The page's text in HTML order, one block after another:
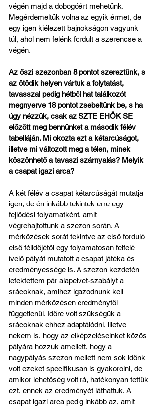
végén majd a dobogóért mehetünk.
Megérdemeltük volna az egyik érmet, de
egy igen kiélezett bajnokságon vagyunk
túl, ahol nem felénk fordult a szerencse a
végén.
Az őszi szezonban 8 pontot szereztünk, s
az ötödik helyen vártuk a folytatást,
tavasszal pedig hétből hat találkozót
megnyerve 18 pontot zsebeltünk be, s ha
úgy nézzük, csak az SZTE EHÖK SE
előzött meg bennünket a második félév
tabelláján. Mi okozta ezt a kétarcúságot,
illetve mi változott meg a télen, minek
köszönhető a tavaszi szárnyalás? Melyik
a csapat igazi arca?
A két félév a csapat kétarcúságát mutatja
igen, de én inkább tekintek erre egy
fejlődési folyamatként, amit
végrehajtottunk a szezon során. A
mérkőzések sorát tekintve az első forduló
első félidőjétől egy folyamatosan felfelé
ívelő pályát mutatott a csapat játéka és
eredményessége is. A szezon kezdetén
lefektettem pár alapelvet-szabályt a
srácoknak, amihez igazodnunk kell
minden mérkőzésen eredménytől
függetlenül. Időre volt szükségük a
srácoknak ehhez adaptálódni, illetve
nekem is, hogy az elképzeléseinket közös
pályára hozzuk amellett, hogy a
nagypályás szezon mellett nem sok időnk
volt ezeket specifikusan is gyakorolni, de
amikor lehetőség volt rá, hatékonyan tettük
ezt, ennek az eredményét láthattuk. A
csapat igazi arca pedig inkább az, amit